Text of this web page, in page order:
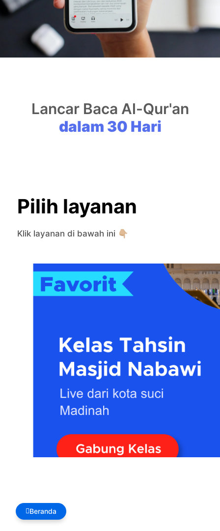
Lancar Baca Al-Qur'an
dalam 30 Hari
Pilih layanan
Klik layanan di bawah ini 👇🏼
Beranda